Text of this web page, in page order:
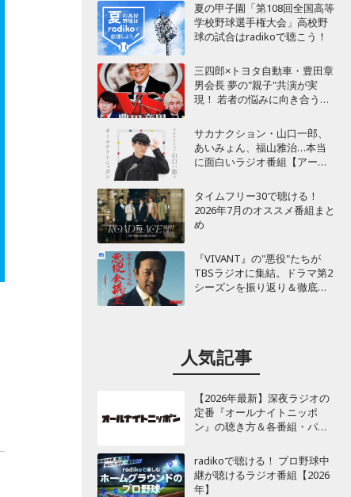
夏の甲子園「第108回全国高等
学校野球選手権大会」高校野
球の試合はradikoで聴こう！
三四郎×トヨタ自動車・豊田章
男会長 夢の"親子"共演が実
現！ 若者の悩みに向き合うポ
サカナクション・山口一郎、
あいみょん、福山雅治…本当
に面白いラジオ番組【アーテ
タイムフリー30で聴ける！
2026年7月のオススメ番組まと
め
『VIVANT』の"悪役"たちが
TBSラジオに集結。ドラマ第2
シーズンを振り返り＆徹底考
人気記事
【2026年最新】深夜ラジオの
定番『オールナイトニッポ
ン』の聴き方＆各番組・パー
radikoで聴ける！ プロ野球中
継が聴けるラジオ番組【2026
年】